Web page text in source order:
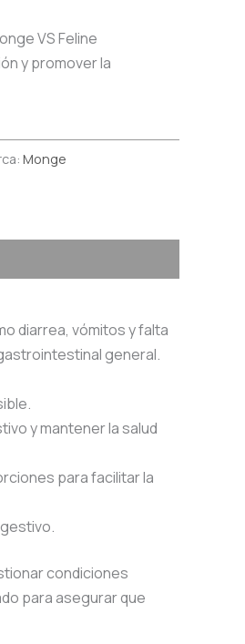
VS Feline
y promover la
Monge
diarrea, vómitos y falta
general.
y mantener la salud
para facilitar la
condiciones
para asegurar que